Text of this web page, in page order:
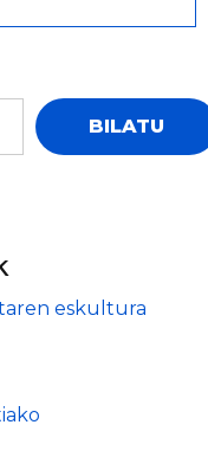
BILATU
eskultura